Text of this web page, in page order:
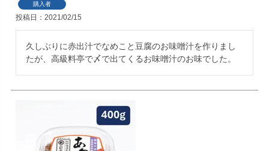
購入者
投稿日 2021/02/15
久しぶりに赤出汁でなめこと豆腐のお味噌汁を作りまし
たが、高級料亭で〆で出てくるお味噌汁のお味でした。